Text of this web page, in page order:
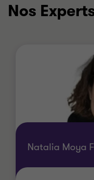
Nos
Natalia Moya